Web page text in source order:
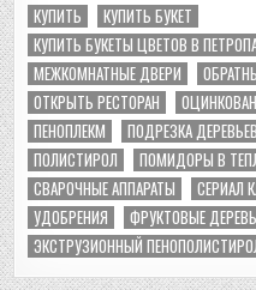
КУПИТЬ
КУПИТЬ БУКЕТ
КУПИТЬ БУКЕТЫ ЦВЕТОВ В
МЕЖКОМНАТНЫЕ ДВЕРИ
ОТКРЫТЬ РЕСТОРАН
ПЕНОПЛЕКМ
ПОДРЕЗКА ДЕРЕВЬЕВ
ПОЛИСТИРОЛ
ПОМИДОРЫ В
СВАРОЧНЫЕ АППАРАТЫ
СЕРИАЛ
УДОБРЕНИЯ
ФРУКТОВЫЕ
ЭКСТРУЗИОННЫЙ